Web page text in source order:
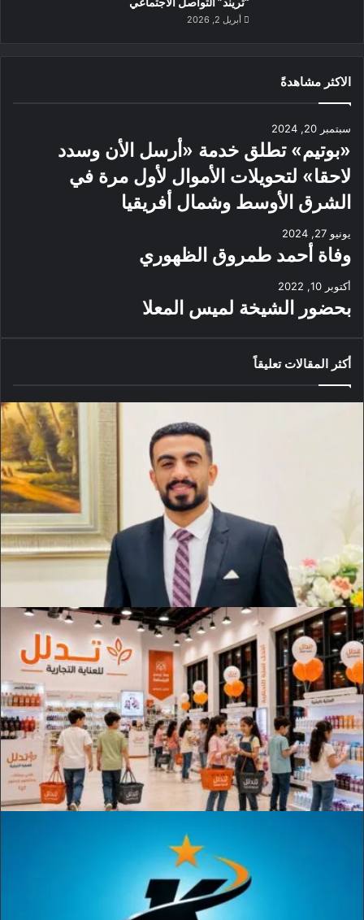
أبريل 2, 2026
الاكثر مشاهدةً
سبتمبر 20, 2024
«بوتيم» تطلق خدمة «أرسل الأن وسدد
لاحقا» لتحويلات الأموال لأول مرة في
الشرق الأوسط وشمال أفريقيا
يونيو 27, 2024
وفاة أحمد طمروق الظهوري
أكتوبر 10, 2022
بحضور الشيخة لميس المعلا
أكثر المقالات تعليقاً